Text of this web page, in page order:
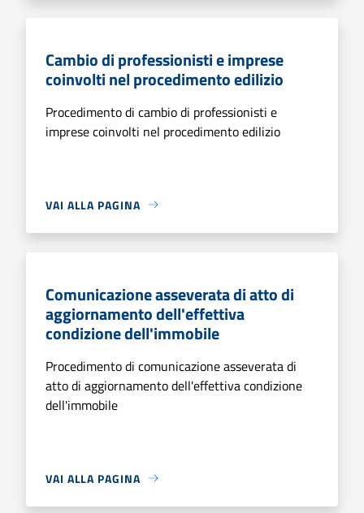
Cambio di professionisti e imprese
coinvolti nel procedimento edilizio
Procedimento di cambio di professionisti e
imprese coinvolti nel procedimento edilizio
VAI ALLA PAGINA
Comunicazione asseverata di atto di
aggiornamento dell'effettiva
condizione dell'immobile
Procedimento di comunicazione asseverata di
atto di aggiornamento dell'effettiva condizione
dell'immobile
VAI ALLA PAGINA